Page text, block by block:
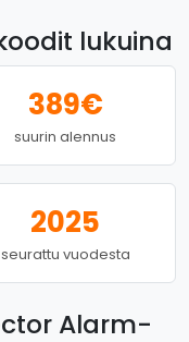
lukuina
389€
suurin alennus
2025
seurattu vuodesta
Alarm-